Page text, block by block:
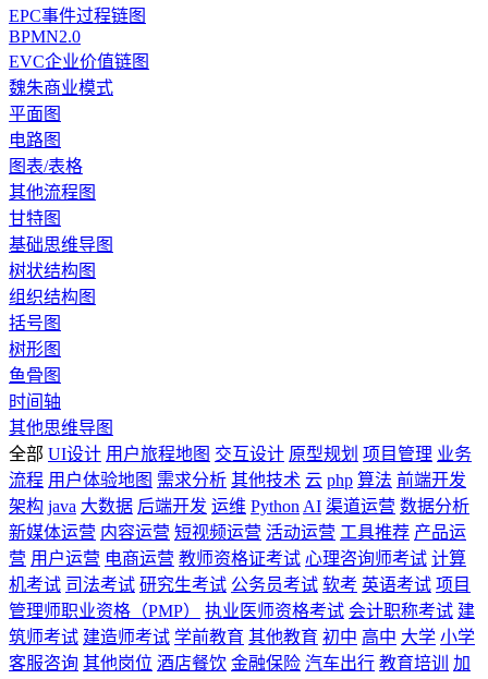
EPC事件过程链图
BPMN2.0
EVC企业价值链图
魏朱商业模式
平面图
电路图
图表/表格
其他流程图
甘特图
基础思维导图
树状结构图
组织结构图
括号图
树形图
鱼骨图
时间轴
其他思维导图
全部 UI设计 用户旅程地图 交互设计 原型规划 项目管理 业务
流程 用户体验地图 需求分析 其他技术 云 php 算法 前端开发
架构 java 大数据 后端开发 运维 Python AI 渠道运营 数据分析
新媒体运营 内容运营 短视频运营 活动运营 工具推荐 产品运
营 用户运营 电商运营 教师资格证考试 心理咨询师考试 计算
机考试 司法考试 研究生考试 公务员考试 软考 英语考试 项目
管理师职业资格（PMP）
执业医师资格考试 会计职称考试 建
筑师考试 建造师考试 学前教育 其他教育 初中 高中 大学 小学
客服咨询 其他岗位 酒店餐饮 金融保险 汽车出行 教育培训
加